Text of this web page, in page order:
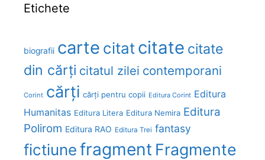
Etichete
biografii carte citatcitate citate
din cărți citatul zilei contemporani
Corint cărți cărți pentru copii Editura Corint Editura
Humanitas Editura Litera Editura Nemira Editura
Polirom Editura RAO Editura Trei fantasy
fictiunefragment Fragmente